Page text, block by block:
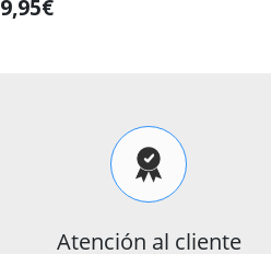
9,95€
Atención al cliente